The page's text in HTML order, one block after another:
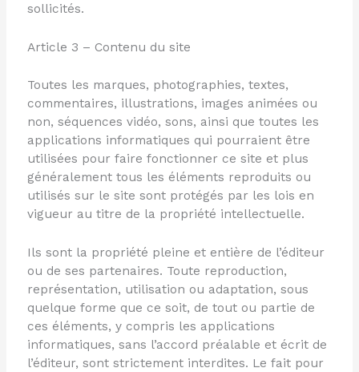
sollicités.
Article 3 – Contenu du site
Toutes les marques, photographies, textes,
commentaires, illustrations, images animées ou
non, séquences vidéo, sons, ainsi que toutes les
applications informatiques qui pourraient être
utilisées pour faire fonctionner ce site et plus
généralement tous les éléments reproduits ou
utilisés sur le site sont protégés par les lois en
vigueur au titre de la propriété intellectuelle.
Ils sont la propriété pleine et entière de l’éditeur
ou de ses partenaires. Toute reproduction,
représentation, utilisation ou adaptation, sous
quelque forme que ce soit, de tout ou partie de
ces éléments, y compris les applications
informatiques, sans l’accord préalable et écrit de
l’éditeur, sont strictement interdites. Le fait pour